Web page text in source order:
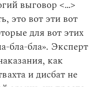
выговор < … >
это вот эти вот
для вот этих
бла-бла». Эксперт
как
и дисбат не